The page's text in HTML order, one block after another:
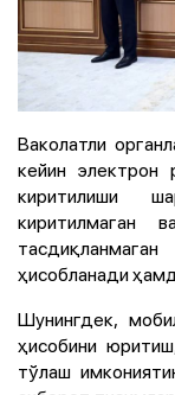
Ваколатли
кейин электрон
киритилиши
киритилмаган
ҳисобланади
Шунингдек,
ҳисобини
тўлаш